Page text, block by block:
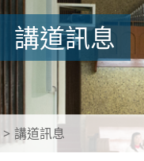
講道訊息
講道訊息